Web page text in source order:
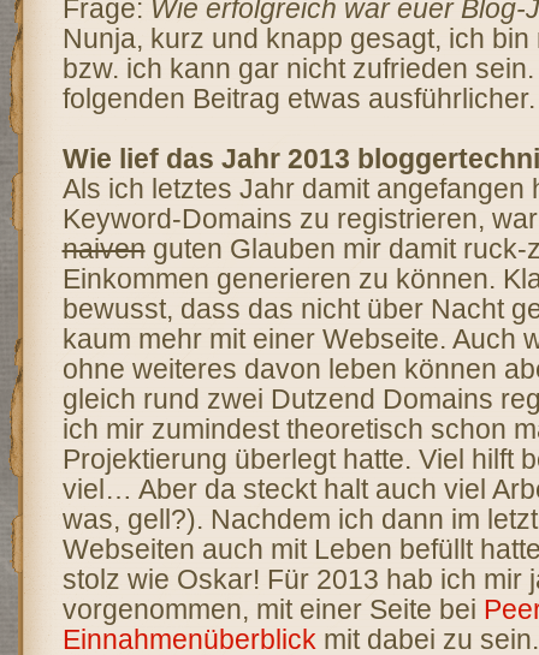
Frage: Wie erfolgreich war euer Blog-
Nunja, kurz und knapp gesagt, ich
bzw. ich kann gar nicht zufrieden
folgenden Beitrag etwas ausführlicher.
Wie lief das Jahr 2013
Als ich letztes Jahr damit angefangen
Keyword-Domains zu registrieren,
naivenguten Glauben mir damit ruck-
Einkommen generieren zu können.
bewusst, dass das nicht über Nacht
kaum mehr mit einer Webseite. Auch
ohne weiteres davon leben können
gleich rund zwei Dutzend Domains
ich mir zumindest theoretisch schon
Projektierung überlegt hatte. Viel hilft
viel… Aber da steckt halt auch viel
was, gell?). Nachdem ich dann im
Webseiten auch mit Leben befüllt
stolz wie Oskar! Für 2013 hab ich mir
vorgenommen, mit einer Seite bei
Einnahmenüberblick mit dabei zu